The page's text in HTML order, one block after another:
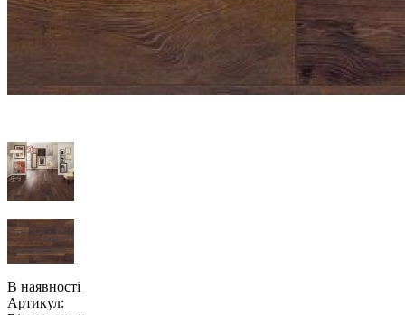
В наявності
Артикул: